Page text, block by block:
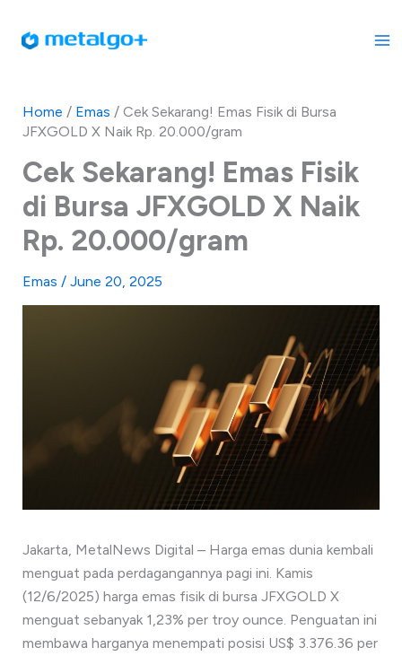
Home / Emas / Cek Sekarang! Emas Fisik di Bursa
JFXGOLD X Naik Rp. 20.000/gram
Cek Sekarang! Emas Fisik
di Bursa JFXGOLD X Naik
Rp. 20.000/gram
Emas / June 20, 2025
Jakarta, MetalNews Digital – Harga emas dunia kembali
menguat pada perdagangannya pagi ini. Kamis
(12/6/2025) harga emas fisik di bursa JFXGOLD X
menguat sebanyak 1,23% per troy ounce. Penguatan ini
membawa harganya menempati posisi US$ 3.376.36 per